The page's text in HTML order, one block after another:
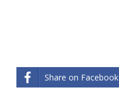
Share on Facebook